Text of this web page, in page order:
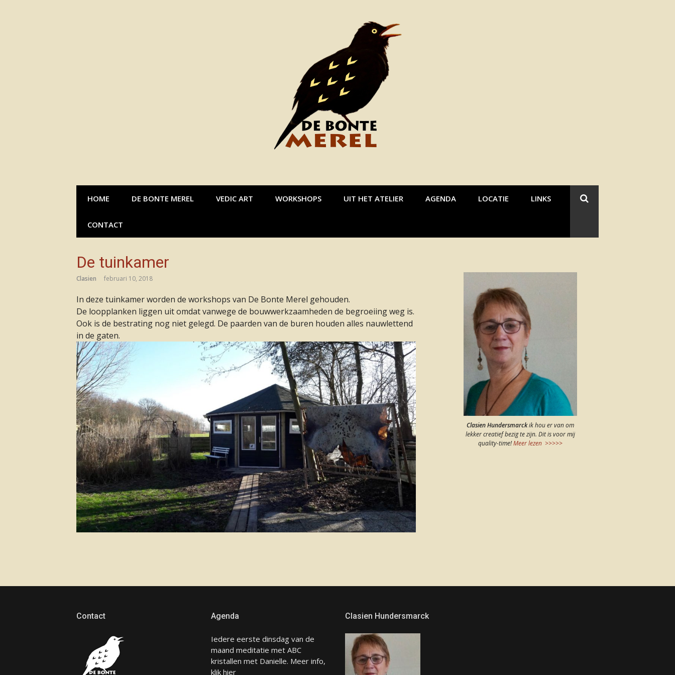
HOME DE BONTE MEREL VEDIC ART WORKSHOPS UIT HET ATELIER AGENDA LOCATIE LINKS
CONTACT
De tuinkamer
Clasien februari 10, 2018
In deze tuinkamer worden de workshops van De Bonte Merel gehouden.
De loopplanken liggen uit omdat vanwege de bouwwerkzaamheden de begroeiing weg is.
Ook is de bestrating nog niet gelegd. De paarden van de buren houden alles nauwlettend
in de gaten.
Clasien Hundersmarckik hou er van om
lekker creatief bezig te zijn. Dit is voor mij
quality-time!Meer lezen >>>>>
Contact Agenda
Iedere eerste dinsdag van de
maand meditatie met ABC
kristallen met Danielle. Meer info,
klik hier
Clasien Hundersmarck